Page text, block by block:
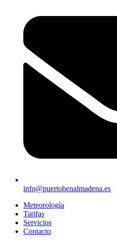
info@puertobenalmadena.es
Meteorología
Tarifas
Servicios
Contacto